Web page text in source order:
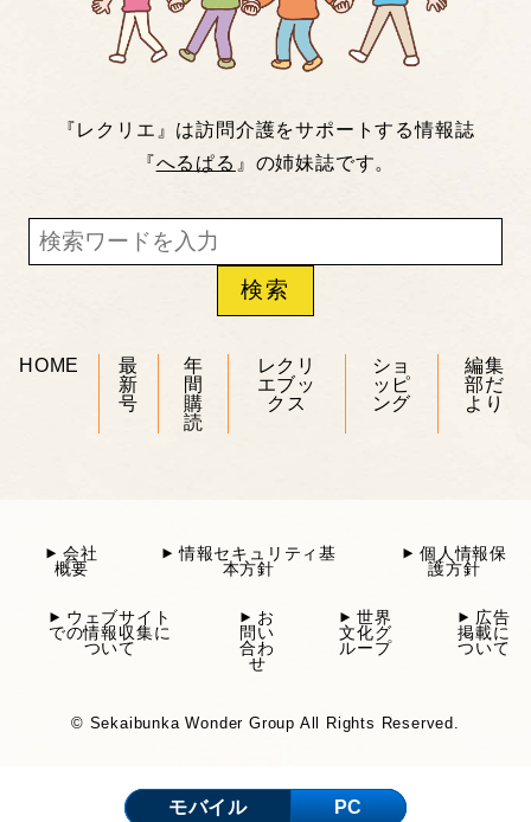
『レクリエ』は訪問介護をサポートする情報誌
『へるぱる 』の姉妹誌です。
HOME
最
新
号
年
間
購
読
レクリ
エブッ
クス
ショ
ッピ
ング
編集
部だ
より
会社
概要
情報セキュリティ基
本方針
個人情報保
護方針
ウェブサイト
での情報収集に
ついて
お
問い
合わ
せ
世界
文化グ
ループ
広告
掲載に
ついて
© Sekaibunka Wonder Group All Rights Reserved.
モバイル PC